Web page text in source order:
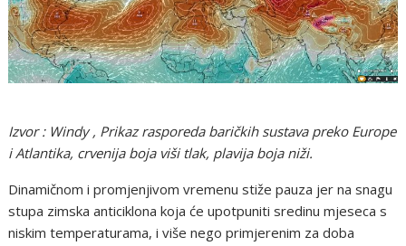
Izvor : Windy , Prikaz rasporeda baričkih sustava preko Europe
i Atlantika, crvenija boja viši tlak, plavija boja niži.
Dinamičnom i promjenjivom vremenu stiže pauza jer na snagu
stupa zimska anticiklona koja će upotpuniti sredinu mjeseca s
niskim temperaturama, i više nego primjerenim za doba